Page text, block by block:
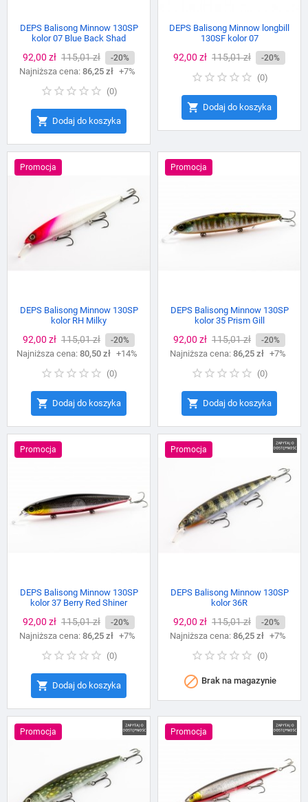
DEPS Balisong Minnow 130SP
kolor 07 Blue Back Shad
Cena
92,00 zł Cena
podstawowa
115,01 zł -20%
Najniższa cena: 86,25 zł +7%
(0)
 Dodaj do koszyka
DEPS Balisong Minnow longbill
130SF kolor 07
Cena
92,00 zł Cena
podstawowa
115,01 zł -20%
(0)
 Dodaj do koszyka
Promocja
DEPS Balisong Minnow 130SP
kolor RH Milky
Cena
92,00 zł Cena
podstawowa
115,01 zł -20%
Najniższa cena: 80,50 zł +14%
(0)
 Dodaj do koszyka
Promocja
DEPS Balisong Minnow 130SP
kolor 35 Prism Gill
Cena
92,00 zł Cena
podstawowa
115,01 zł -20%
Najniższa cena: 86,25 zł +7%
(0)
 Dodaj do koszyka
Promocja
DEPS Balisong Minnow 130SP
kolor 37 Berry Red Shiner
Cena
92,00 zł Cena
podstawowa
115,01 zł -20%
Najniższa cena: 86,25 zł +7%
(0)
 Dodaj do koszyka
Promocja
DEPS Balisong Minnow 130SP
kolor 36R
Cena
92,00 zł Cena
podstawowa
115,01 zł -20%
Najniższa cena: 86,25 zł +7%
(0)
 Brak na magazynie
Promocja Promocja